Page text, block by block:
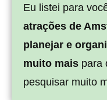
Eu listei para
atrações de
planejar e
muito mais para
pesquisar muito